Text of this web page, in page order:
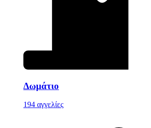
Δωμάτιο
194 αγγελίες